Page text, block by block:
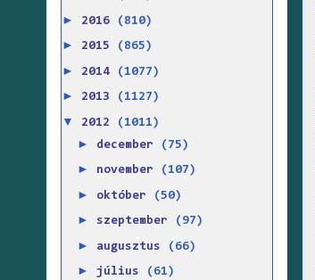
► 2016 (810)
► 2015 (865)
► 2014 (1077)
► 2013 (1127)
▼ 2012 (1011)
► december (75)
► november (107)
► október (50)
► szeptember (97)
► augusztus (66)
► július (61)